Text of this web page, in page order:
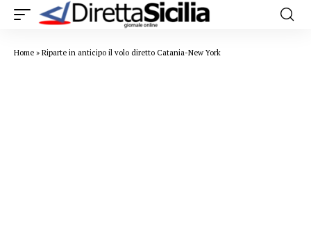
Home » Riparte in anticipo il volo diretto Catania-New York